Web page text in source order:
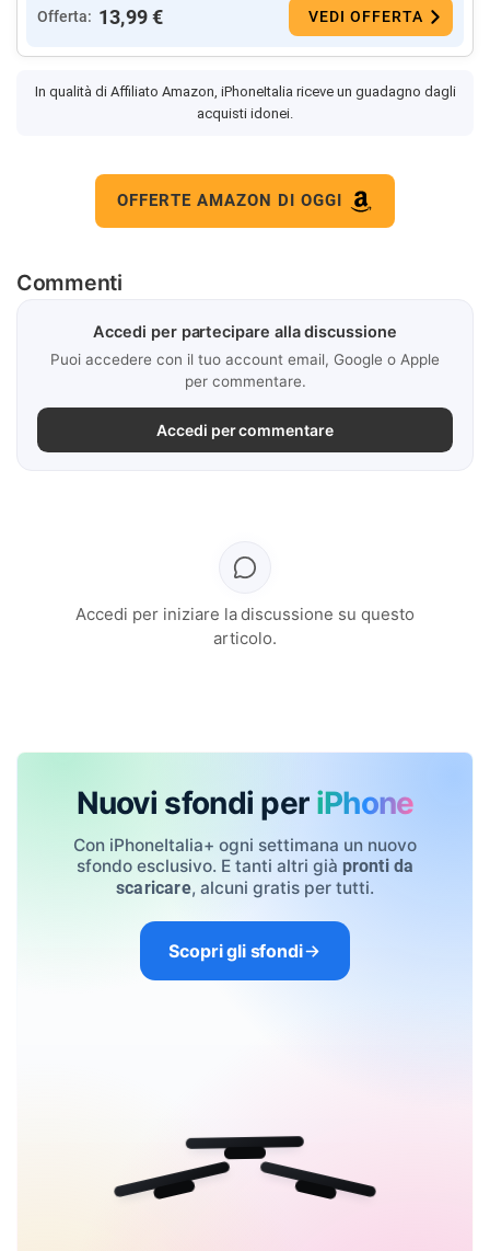
Offerta: 13,99 € VEDI OFFERTA
In qualità di Affiliato Amazon, iPhoneItalia riceve un guadagno dagli
acquisti idonei.
OFFERTE AMAZON DI OGGI
Commenti
Accedi per partecipare alla discussione
Puoi accedere con il tuo account email, Google o Apple
per commentare.
Accedi per commentare
Accedi per iniziare la discussione su questo
articolo.
Nuovi sfondi per iPhone
Con iPhoneItalia+ ogni settimana un nuovo
sfondo esclusivo. E tanti altri già pronti da
scaricare, alcuni gratis per tutti.
Scopri gli sfondi